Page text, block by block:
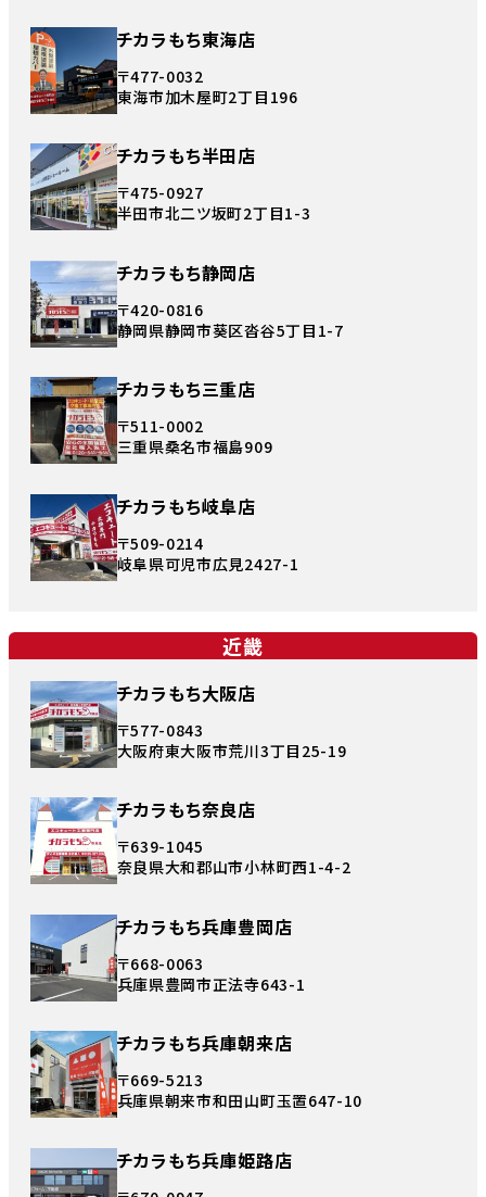
チカラもち東海店
〒477-0032
東海市加木屋町2丁目196
チカラもち半田店
〒475-0927
半田市北二ツ坂町2丁目1-3
チカラもち静岡店
〒420-0816
静岡県静岡市葵区沓谷5丁目1-7
チカラもち三重店
〒511-0002
三重県桑名市福島909
チカラもち岐阜店
〒509-0214
岐阜県可児市広見2427-1
近畿
チカラもち大阪店
〒577-0843
大阪府東大阪市荒川3丁目25-19
チカラもち奈良店
〒639-1045
奈良県大和郡山市小林町西1-4-2
チカラもち兵庫豊岡店
〒668-0063
兵庫県豊岡市正法寺643-1
チカラもち兵庫朝来店
〒669-5213
兵庫県朝来市和田山町玉置647-10
チカラもち兵庫姫路店